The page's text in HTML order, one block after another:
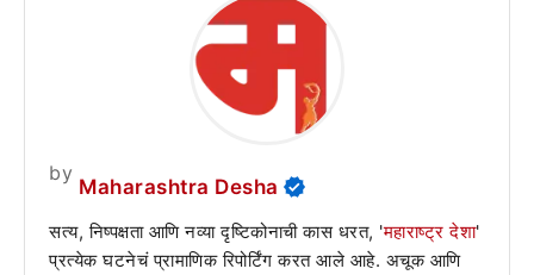
by
Maharashtra Desha
सत्य, निष्पक्षता आणि नव्या दृष्टिकोनाची कास धरत, 'महाराष्ट्र देशा'
प्रत्येक घटनेचं प्रामाणिक रिपोर्टिंग करत आले आहे. अचूक आणि